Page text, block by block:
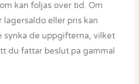
kan foljas over tid. Om
lagersaldo eller pris kan
synka de uppgifterna, vilket
du fattar beslut pa gammal